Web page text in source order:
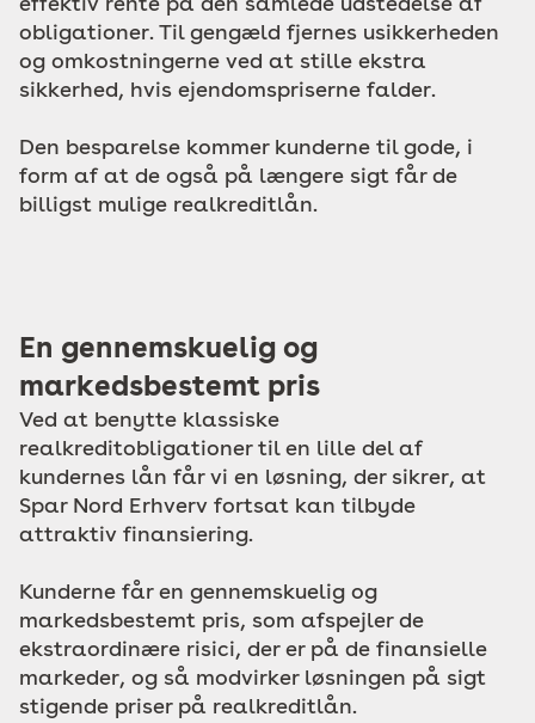
obligationer. Til gengæld fjernes usikkerheden
og omkostningerne ved at stille ekstra
sikkerhed, hvis ejendomspriserne falder.
Den besparelse kommer kunderne til gode, i
form af at de også på længere sigt får de
billigst mulige realkreditlån.
En gennemskuelig og
markedsbestemt pris
Ved at benytte klassiske
realkreditobligationer til en lille del af
kundernes lån får vi en løsning, der sikrer, at
Spar Nord Erhverv fortsat kan tilbyde
attraktiv finansiering.
Kunderne får en gennemskuelig og
markedsbestemt pris, som afspejler de
ekstraordinære risici, der er på de finansielle
markeder, og så modvirker løsningen på sigt
stigende priser på realkreditlån.